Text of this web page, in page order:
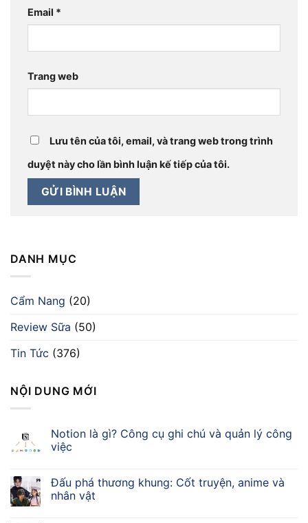
DANH MỤC
Cẩm Nang (20)
Review Sữa (50)
Tin Tức (376)
NỘI DUNG MỚI
Notion là gì? Công cụ ghi chú và quản lý công
việc
Đấu phá thương khung: Cốt truyện, anime và
nhân vật
Email *
Trang web
Lưu tên của tôi, email, và trang web trong trình
duyệt này cho lần bình luận kế tiếp của tôi.